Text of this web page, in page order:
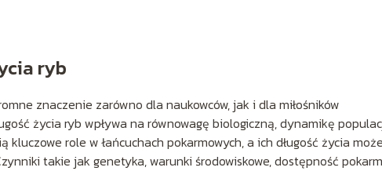
ryb
znaczenie zarówno dla naukowców, jak i dla miłośników
życia ryb wpływa na równowagę biologiczną, dynamikę
kluczowe role w łańcuchach pokarmowych, a ich długość życia
takie jak genetyka, warunki środowiskowe, dostępność